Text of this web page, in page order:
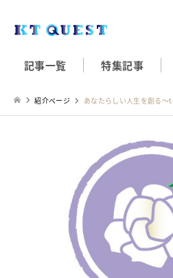
記事一覧 特集記事
紹介ページ あなたらしい人生を創る